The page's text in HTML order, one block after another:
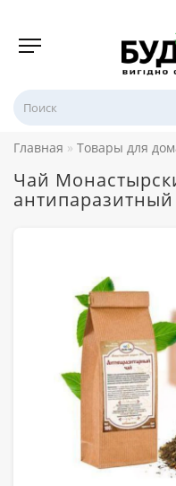
Главная Товары для
Чай
антипаразитный